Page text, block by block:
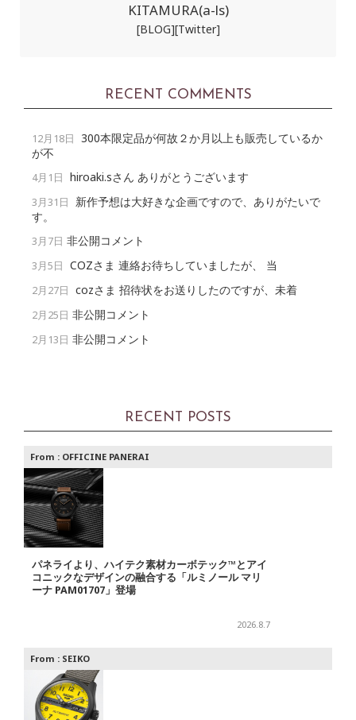
KITAMURA(a-ls)
[BLOG][Twitter]
RECENT COMMENTS
12月18日 300本限定品が何故２か月以上も販売しているか
が不
4月1日 hiroaki.sさん ありがとうございます
3月31日
新作予想は大好きな企画ですので、ありがたいで
す。
3月7日 非公開コメント
3月5日 COZさま 連絡お待ちしていましたが、 当
2月27日 cozさま 招待状をお送りしたのですが、未着
2月25日 非公開コメント
2月13日 非公開コメント
RECENT POSTS
From : OFFICINE PANERAI
パネライより、ハイテク素材カーボテック™とアイ
コニックなデザインの融合する「ルミノール マリ
ーナ PAM01707」登場
2026.8.7
From : SEIKO